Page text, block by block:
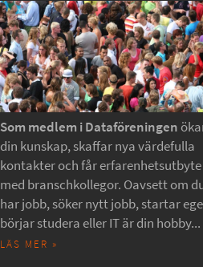
Som medlem i Dataföreningen
din kunskap, skaffar nya värdefulla
kontakter och får erfarenhetsutbyte
med branschkollegor. Oavsett om
har jobb, söker nytt jobb, startar
börjar studera eller IT är din hobby...
LÄS MER »